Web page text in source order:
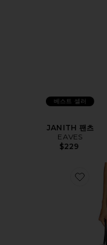
베스트 셀러
JANITH 팬츠
EAVES
$229